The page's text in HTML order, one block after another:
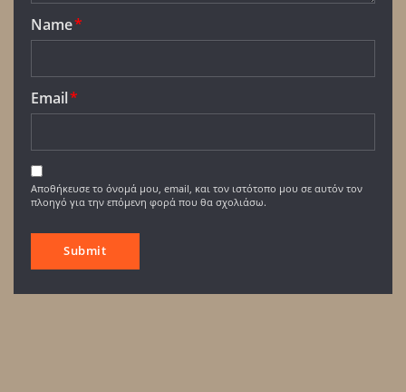
Name*
Email*
Αποθήκευσε το όνομά μου, email, και τον ιστότοπο μου σε αυτόν τον
πλοηγό για την επόμενη φορά που θα σχολιάσω.